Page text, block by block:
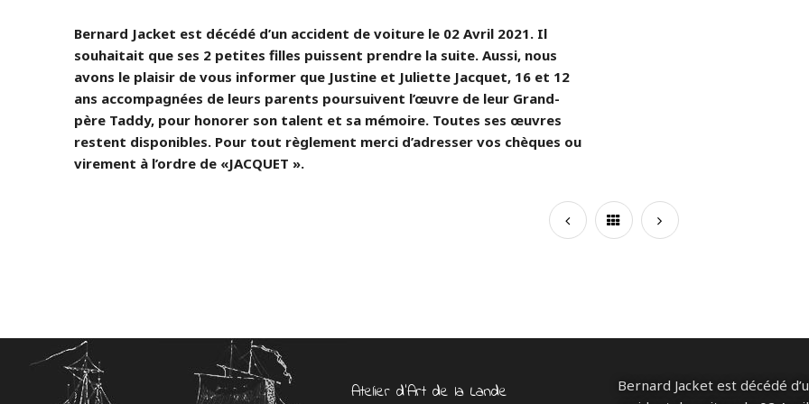
Bernard Jacket est décédé d’un accident de voiture le 02 Avril 2021. Il
souhaitait que ses 2 petites filles puissent prendre la suite. Aussi, nous
avons le plaisir de vous informer que Justine et Juliette Jacquet, 16 et 12
ans accompagnées de leurs parents poursuivent l’œuvre de leur Grand-
père Taddy, pour honorer son talent et sa mémoire. Toutes ses œuvres
restent disponibles. Pour tout règlement merci d’adresser vos chèques ou
virement à l’ordre de «JACQUET ».
Atelier d’Art de la Lande
Bernard Jacket est décédé